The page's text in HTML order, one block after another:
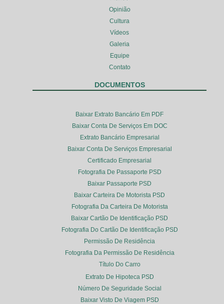
Opinião
Cultura
Vídeos
Galeria
Equipe
Contato
DOCUMENTOS
Baixar Extrato Bancário Em PDF
Baixar Conta De Serviços Em DOC
Extrato Bancário Empresarial
Baixar Conta De Serviços Empresarial
Certificado Empresarial
Fotografia De Passaporte PSD
Baixar Passaporte PSD
Baixar Carteira De Motorista PSD
Fotografia Da Carteira De Motorista
Baixar Cartão De Identificação PSD
Fotografia Do Cartão De Identificação PSD
Permissão De Residência
Fotografia Da Permissão De Residência
Título Do Carro
Extrato De Hipoteca PSD
Número De Seguridade Social
Baixar Visto De Viagem PSD